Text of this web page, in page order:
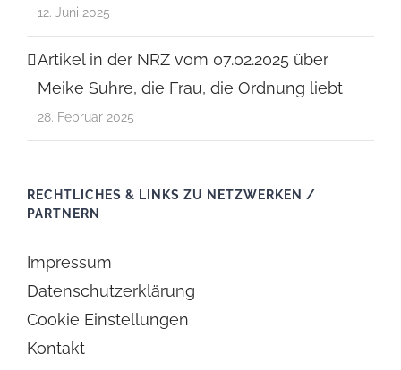
12. Juni 2025
Artikel in der NRZ vom 07.02.2025 über
Meike Suhre, die Frau, die Ordnung liebt
28. Februar 2025
RECHTLICHES & LINKS ZU NETZWERKEN /
PARTNERN
Impressum
Datenschutzerklärung
Cookie Einstellungen
Kontakt